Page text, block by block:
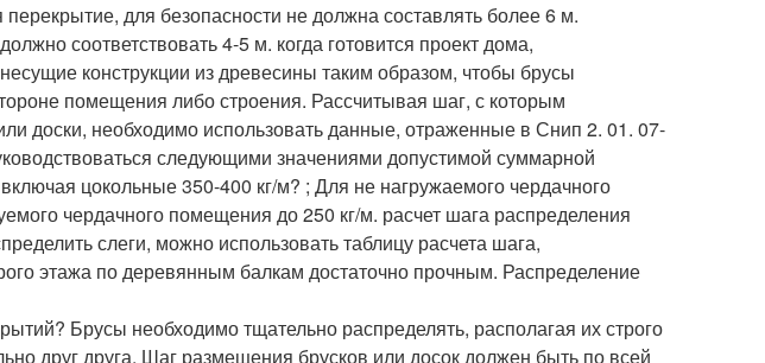
для безопасности не должна составлять более 6 м.
соответствовать 4-5 м. когда готовится проект дома,
конструкции из древесины таким образом, чтобы брусы
помещения либо строения. Рассчитывая шаг, с которым
доски, необходимо использовать данные, отраженные в Снип 2. 01. 07-
следующими значениями допустимой суммарной
цокольные 350-400 кг/м? ; Для не нагружаемого чердачного
чердачного помещения до 250 кг/м. расчет шага распределения
слеги, можно использовать таблицу расчета шага,
этажа по деревянным балкам достаточно прочным. Распределение
Брусы необходимо тщательно распределять, располагая их строго
друг друга. Шаг размещения брусков или досок должен быть по всей